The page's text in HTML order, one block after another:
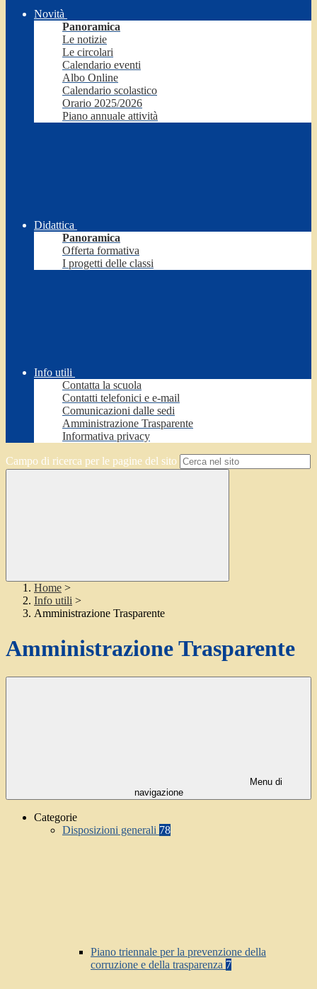
Novità
Panoramica
Le notizie
Le circolari
Calendario eventi
Albo Online
Calendario scolastico
Orario 2025/2026
Piano annuale attività
Didattica
Panoramica
Offerta formativa
I progetti delle classi
Info utili
Contatta la scuola
Contatti telefonici e e-mail
Comunicazioni dalle sedi
Amministrazione Trasparente
Informativa privacy
Campo di ricerca per le pagine del sito
Home >
Info utili >
Amministrazione Trasparente
Amministrazione Trasparente
Menu di
navigazione
Categorie
Disposizioni generali 78
Piano triennale per la prevenzione della
corruzione e della trasparenza 7